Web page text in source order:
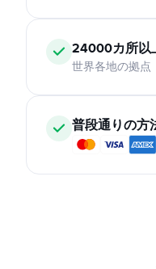
24000カ所以
世界各地の拠点
普段通りの方